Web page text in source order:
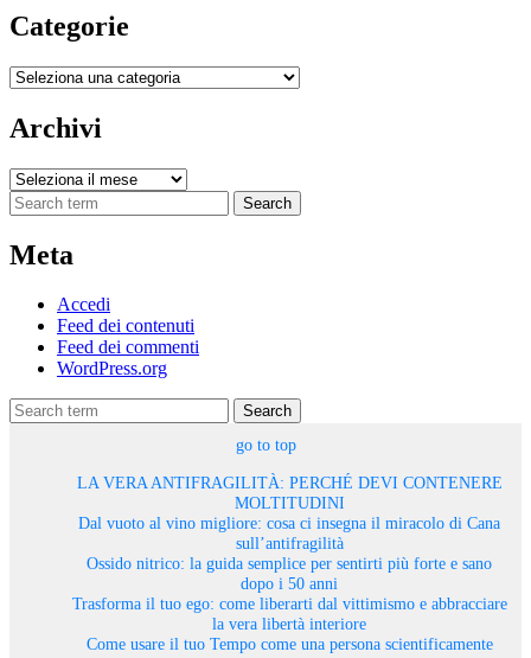
Categorie
Categorie
Archivi
Archivi
Search
Meta
Accedi
Feed dei contenuti
Feed dei commenti
WordPress.org
Search
go to top
LA VERA ANTIFRAGILITÀ: PERCHÉ DEVI CONTENERE
MOLTITUDINI
Dal vuoto al vino migliore: cosa ci insegna il miracolo di Cana
sull’antifragilità
Ossido nitrico: la guida semplice per sentirti più forte e sano
dopo i 50 anni
Trasforma il tuo ego: come liberarti dal vittimismo e abbracciare
la vera libertà interiore
Come usare il tuo Tempo come una persona scientificamente